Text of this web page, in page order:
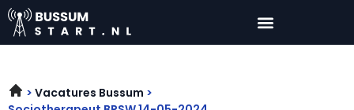
Vacatures Bussum